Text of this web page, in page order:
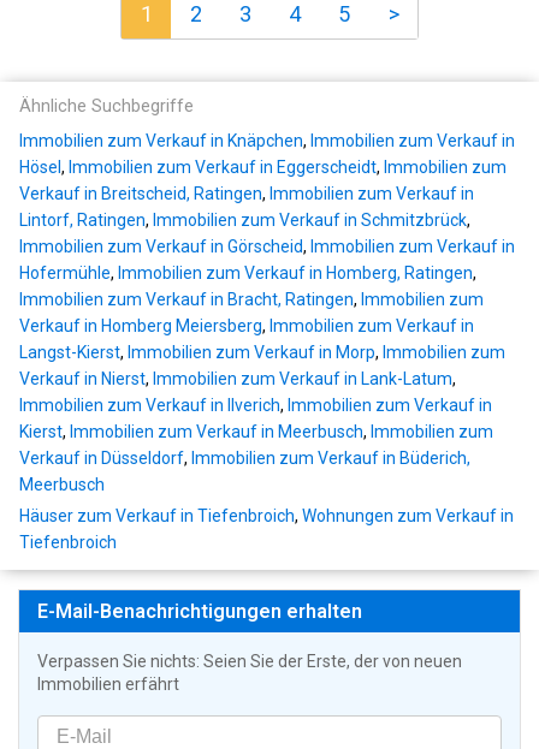
1 2 3 4 5 >
Ähnliche Suchbegriffe
Immobilien zum Verkauf in Knäpchen, Immobilien zum Verkauf in
Hösel , Immobilien zum Verkauf in Eggerscheidt, Immobilien zum
Verkauf in Breitscheid, Ratingen, Immobilien zum Verkauf in
Lintorf, Ratingen, Immobilien zum Verkauf in Schmitzbrück,
Immobilien zum Verkauf in Görscheid, Immobilien zum Verkauf in
Hofermühle, Immobilien zum Verkauf in Homberg, Ratingen,
Immobilien zum Verkauf in Bracht, Ratingen, Immobilien zum
Verkauf in Homberg Meiersberg, Immobilien zum Verkauf in
Langst-Kierst, Immobilien zum Verkauf in Morp, Immobilien zum
Verkauf in Nierst, Immobilien zum Verkauf in Lank-Latum,
Immobilien zum Verkauf in Ilverich, Immobilien zum Verkauf in
Kierst, Immobilien zum Verkauf in Meerbusch, Immobilien zum
Verkauf in Düsseldorf, Immobilien zum Verkauf in Büderich,
Meerbusch
Häuser zum Verkauf in Tiefenbroich, Wohnungen zum Verkauf in
Tiefenbroich
E-Mail-Benachrichtigungen erhalten
Verpassen Sie nichts: Seien Sie der Erste, der von neuen
Immobilien erfährt